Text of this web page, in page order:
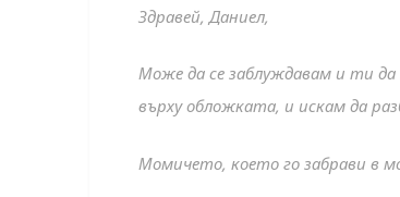
Здравей, Даниел,
Може да се заблуждавам и ти да
върху обложката, и искам да
Момичето, което го забрави в